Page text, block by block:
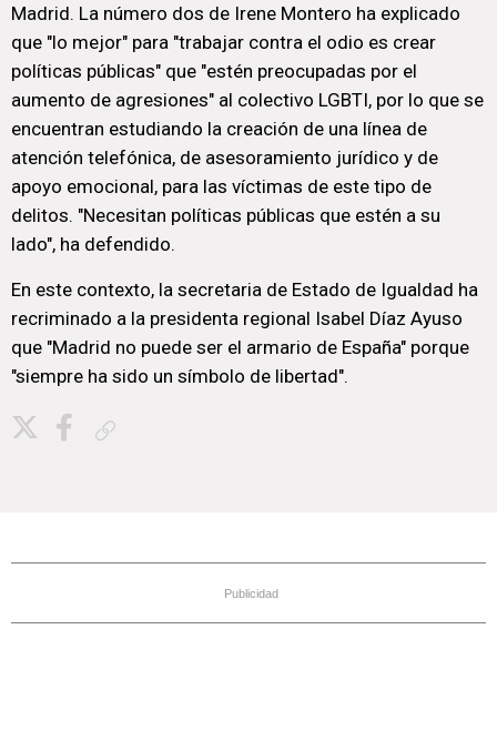
Madrid. La número dos de Irene Montero ha explicado
que "lo mejor" para "trabajar contra el odio es crear
políticas públicas" que "estén preocupadas por el
aumento de agresiones" al colectivo LGBTI, por lo que se
encuentran estudiando la creación de una línea de
atención telefónica, de asesoramiento jurídico y de
apoyo emocional, para las víctimas de este tipo de
delitos. "Necesitan políticas públicas que estén a su
lado", ha defendido.
En este contexto, la secretaria de Estado de Igualdad ha
recriminado a la presidenta regional Isabel Díaz Ayuso
que "Madrid no puede ser el armario de España" porque
"siempre ha sido un símbolo de libertad".
Publicidad